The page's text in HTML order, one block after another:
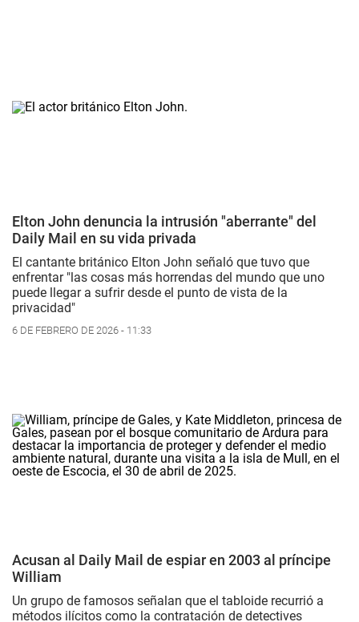
Elton John denuncia la intrusión "aberrante" del
Daily Mail en su vida privada
El cantante británico Elton John señaló que tuvo que
enfrentar "las cosas más horrendas del mundo que uno
puede llegar a sufrir desde el punto de vista de la
privacidad"
6 DE FEBRERO DE 2026 - 11:33
Acusan al Daily Mail de espiar en 2003 al príncipe
William
Un grupo de famosos señalan que el tabloide recurrió a
métodos ilícitos como la contratación de detectives